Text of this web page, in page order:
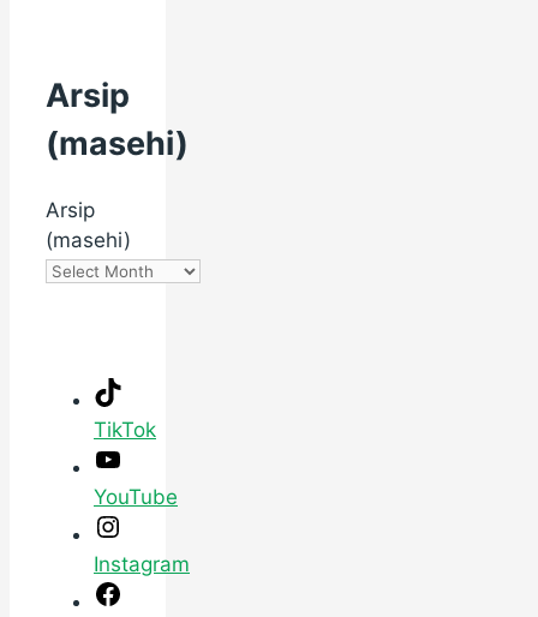
Arsip
(masehi)
Arsip
(masehi)
TikTok
YouTube
Instagram